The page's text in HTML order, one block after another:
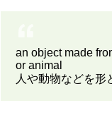
an object made
or animal
人や動物などを形